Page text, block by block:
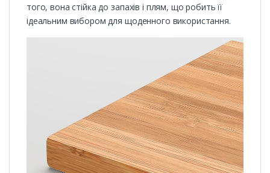
того, вона стійка до запахів і плям, що робить її
ідеальним вибором для щоденного використання.